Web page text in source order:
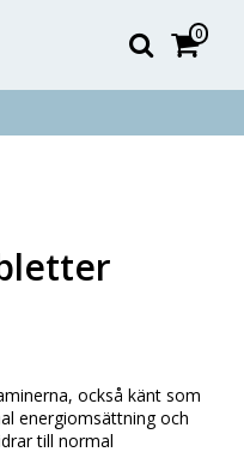
0
också känt som
energiomsättning och
till normal